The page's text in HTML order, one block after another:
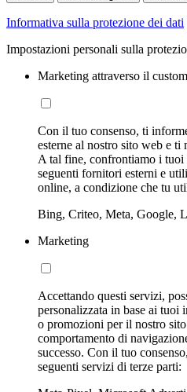
Informativa sulla protezione dei dati
Impostazioni personali sulla
Marketing attraverso il
Con il tuo consenso, ti
esterne al nostro sito web e
A tal fine, confrontiamo i
seguenti fornitori esterni e
online, a condizione che tu
Bing, Criteo, Meta, Google,
Marketing
Accettando questi servizi,
personalizzata in base ai tuoi
o promozioni per il nostro
comportamento di
successo. Con il tuo
seguenti servizi di terze parti: